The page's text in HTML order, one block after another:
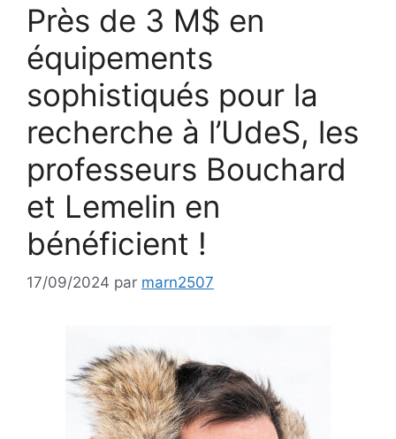
Près de 3 M$ en
équipements
sophistiqués pour la
recherche à l’UdeS, les
professeurs Bouchard
et Lemelin en
bénéficient !
17/09/2024 par marn2507